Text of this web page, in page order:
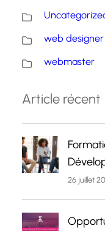
web designer
webmaster
Article récent
26 juillet